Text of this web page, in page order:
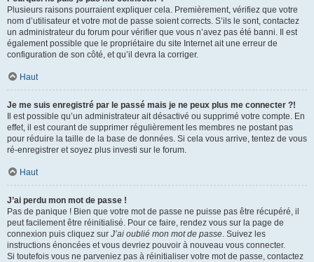
Plusieurs raisons pourraient expliquer cela. Premièrement, vérifiez que votre
nom d’utilisateur et votre mot de passe soient corrects. S’ils le sont, contactez
un administrateur du forum pour vérifier que vous n’avez pas été banni. Il est
également possible que le propriétaire du site Internet ait une erreur de
configuration de son côté, et qu’il devra la corriger.
Haut
Je me suis enregistré par le passé mais je ne peux plus me connecter ?!
Il est possible qu’un administrateur ait désactivé ou supprimé votre compte. En
effet, il est courant de supprimer régulièrement les membres ne postant pas
pour réduire la taille de la base de données. Si cela vous arrive, tentez de vous
ré-enregistrer et soyez plus investi sur le forum.
Haut
J’ai perdu mon mot de passe !
Pas de panique ! Bien que votre mot de passe ne puisse pas être récupéré, il
peut facilement être réinitialisé. Pour ce faire, rendez vous sur la page de
connexion puis cliquez sur J’ai oublié mon mot de passe. Suivez les
instructions énoncées et vous devriez pouvoir à nouveau vous connecter.
Si toutefois vous ne parveniez pas à réinitialiser votre mot de passe, contactez